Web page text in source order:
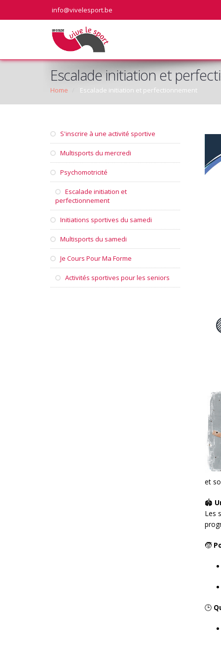
info@vivelesport.be
Escalade initiation et
Home Escalade initiation et perfectionnement
S'inscrire à une activité sportive
Multisports du mercredi
Psychomotricité
Escalade initiation et
perfectionnement
Initiations sportives du samedi
Multisports du samedi
Je Cours Pour Ma Forme
Activités sportives pour les seniors
et
🏟️
Les
🧒
🕒